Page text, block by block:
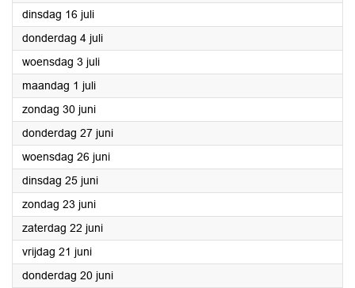
dinsdag 16 juli2024
donderdag 4 juli2024
woensdag 3 juli2024
maandag 1 juli2024
zondag 30 juni2024
donderdag 27 juni2024
woensdag 26 juni2024
dinsdag 25 juni2024
zondag 23 juni2024
zaterdag 22 juni2024
vrijdag 21 juni2024
donderdag 20 juni2024